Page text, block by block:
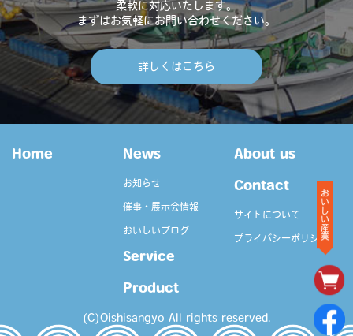
柔軟に対応いたします。
まずはお気軽にお問い合わせください。
詳しくはこちら
Home News
お知らせ
催事・展示会情報
おいしいブログ
Service
Product
About us
Contact
サイトについて
プライバシーポリシー
(C)Oishisangyo All rights reserved.
おいしい産業